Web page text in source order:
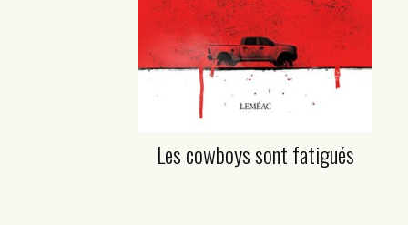
Les cowboys sont fatigués